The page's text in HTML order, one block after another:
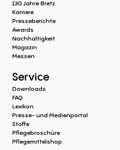
130 Jahre Bretz
Karriere
Presseberichte
Awards
Nachhaltigkeit
Magazin
Messen
Service
Downloads
FAQ
Lexikon
Presse- und Medienportal
Stoffe
Pflegebroschüre
Pflegemittelshop